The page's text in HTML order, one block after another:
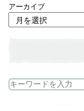
アーカイブ
検